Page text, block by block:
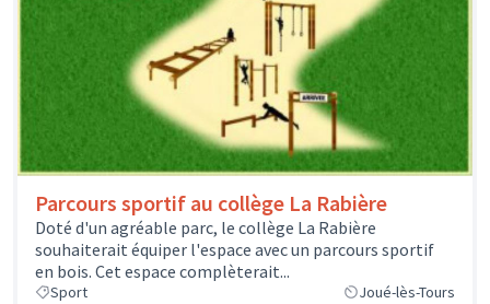
Parcours sportif au collège La Rabière
Doté d'un agréable parc, le collège La Rabière
souhaiterait équiper l'espace avec un parcours sportif
en bois. Cet espace complèterait...
Sport Joué-lès-Tours